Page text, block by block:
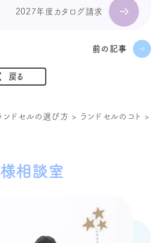
2027年度カタログ請求
前の記事
戻る
ンドセルの選び方 > ランドセルのコト
相談室